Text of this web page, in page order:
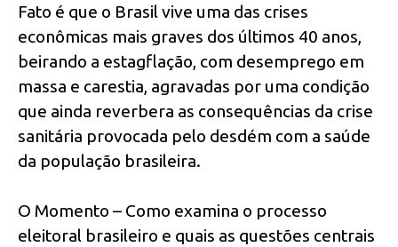
Fato é que o Brasil vive uma das crises
econômicas mais graves dos últimos 40 anos,
beirando a estagflação, com desemprego em
massa e carestia, agravadas por uma condição
que ainda reverbera as consequências da crise
sanitária provocada pelo desdém com a saúde
da população brasileira.
O Momento – Como examina o processo
eleitoral brasileiro e quais as questões centrais